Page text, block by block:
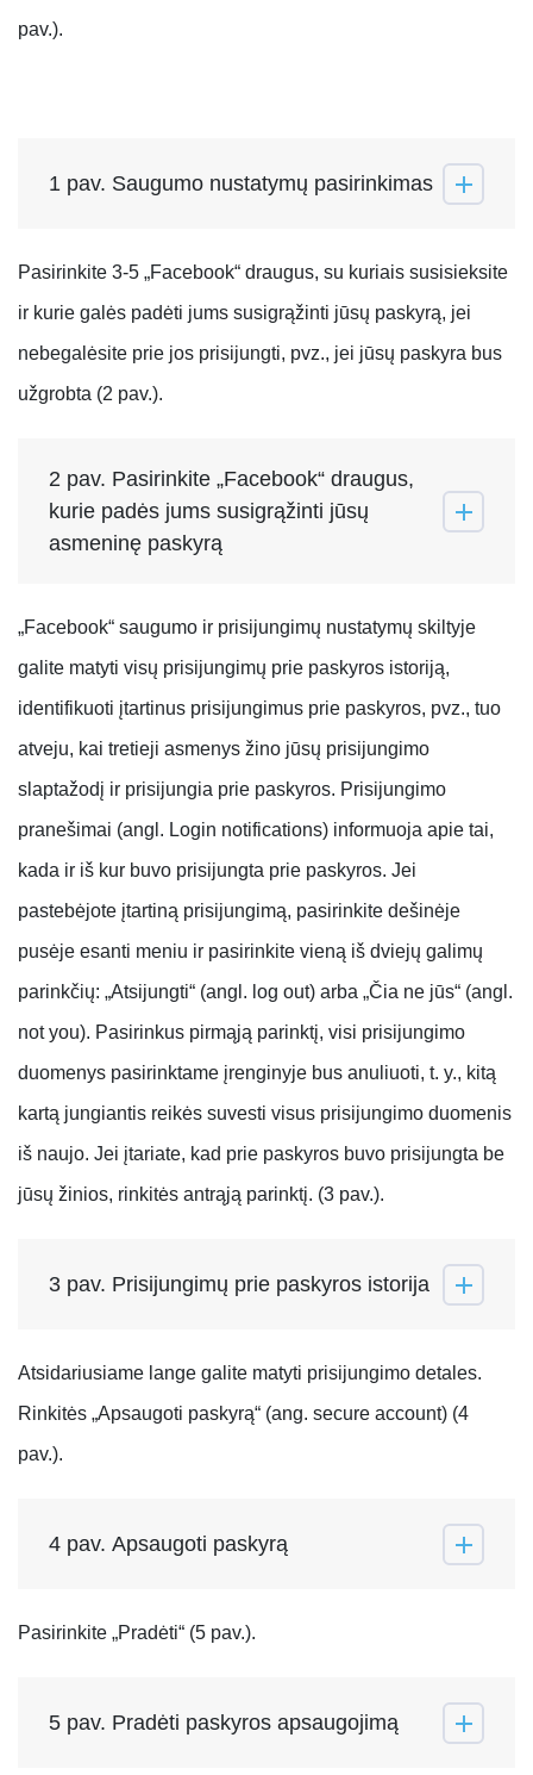
pav.).
1 pav. Saugumo nustatymų pasirinkimas
Pasirinkite 3-5 „Facebook“ draugus, su kuriais susisieksite
ir kurie galės padėti jums susigrąžinti jūsų paskyrą, jei
nebegalėsite prie jos prisijungti, pvz., jei jūsų paskyra bus
užgrobta (2 pav.).
2 pav. Pasirinkite „Facebook“ draugus,
kurie padės jums susigrąžinti jūsų
asmeninę paskyrą
„Facebook“ saugumo ir prisijungimų nustatymų skiltyje
galite matyti visų prisijungimų prie paskyros istoriją,
identifikuoti įtartinus prisijungimus prie paskyros, pvz., tuo
atveju, kai tretieji asmenys žino jūsų prisijungimo
slaptažodį ir prisijungia prie paskyros. Prisijungimo
pranešimai (angl. Login notifications) informuoja apie tai,
kada ir iš kur buvo prisijungta prie paskyros. Jei
pastebėjote įtartiną prisijungimą, pasirinkite dešinėje
pusėje esanti meniu ir pasirinkite vieną iš dviejų galimų
parinkčių: „Atsijungti“ (angl. log out) arba „Čia ne jūs“ (angl.
not you). Pasirinkus pirmąją parinktį, visi prisijungimo
duomenys pasirinktame įrenginyje bus anuliuoti, t. y., kitą
kartą jungiantis reikės suvesti visus prisijungimo duomenis
iš naujo. Jei įtariate, kad prie paskyros buvo prisijungta be
jūsų žinios, rinkitės antrąją parinktį. (3 pav.).
3 pav. Prisijungimų prie paskyros istorija
Atsidariusiame lange galite matyti prisijungimo detales.
Rinkitės „Apsaugoti paskyrą“ (ang. secure account) (4
pav.).
4 pav. Apsaugoti paskyrą
Pasirinkite „Pradėti“ (5 pav.).
5 pav. Pradėti paskyros apsaugojimą